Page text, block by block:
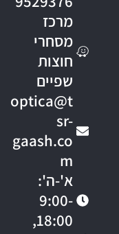
מרכז
מסחרי
חוצות
שפיים
optica@t
sr-
gaash.co
m
א'-ה':
9:00-
18:00,